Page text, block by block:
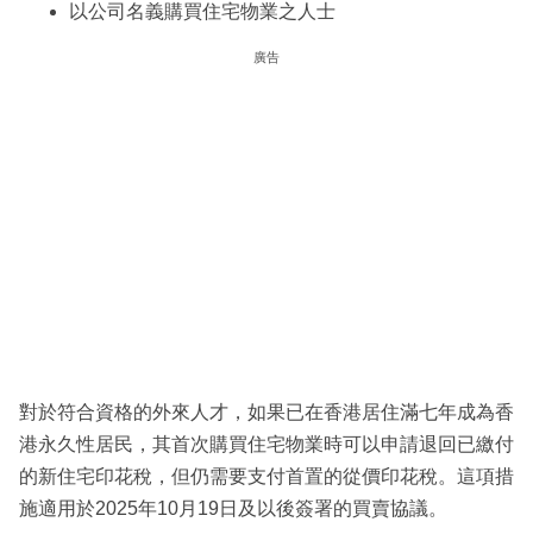
以公司名義購買住宅物業之人士
廣告
對於符合資格的外來人才，如果已在香港居住滿七年成為香
港永久性居民，其首次購買住宅物業時可以申請退回已繳付
的新住宅印花稅，但仍需要支付首置的從價印花稅。這項措
施適用於2025年10月19日及以後簽署的買賣協議。